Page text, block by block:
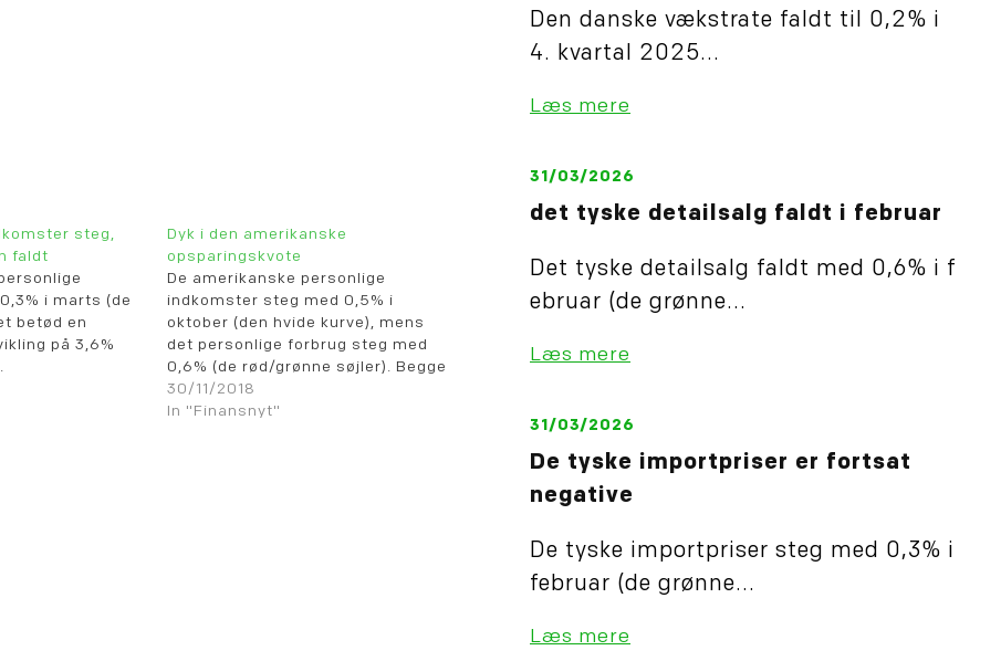
steg,
faldt
i marts (de
betød en
på 3,6%
faldt dog til 3,1%
Dyk i den amerikanske
opsparingskvote
De amerikanske personlige
indkomster steg med 0,5% i
oktober (den hvide kurve), mens
det personlige forbrug steg med
0,6% (de rød/grønne søjler). Begge
tal var lidt over det forventede. Det
fik den amerikanske
30/11/2018
In "Finansnyt"
Den danske vækstrate faldt til 0,2% i
4. kvartal 2025...
Læs mere
31/03/2026
det tyske detailsalg faldt i februar
Det tyske detailsalg faldt med 0,6% i f
ebruar (de grønne...
Læs mere
31/03/2026
De tyske importpriser er fortsat
negative
De tyske importpriser steg med 0,3% i
februar (de grønne...
Læs mere